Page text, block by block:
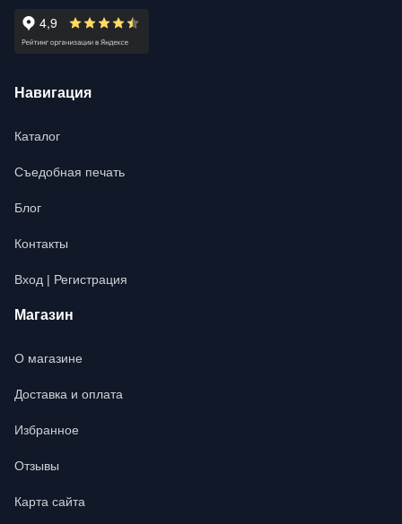
Навигация
Каталог
Съедобная печать
Блог
Контакты
Вход | Регистрация
Магазин
О магазине
Доставка и оплата
Избранное
Отзывы
Карта сайта